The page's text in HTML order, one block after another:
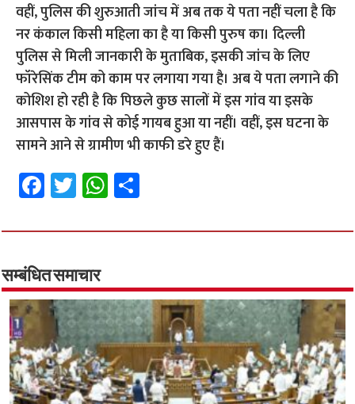
वहीं, पुलिस की शुरुआती जांच में अब तक ये पता नहीं चला है कि
नर कंकाल किसी महिला का है या किसी पुरुष का। दिल्ली
पुलिस से मिली जानकारी के मुताबिक, इसकी जांच के लिए
फॉरेसिंक टीम को काम पर लगाया गया है। अब ये पता लगाने की
कोशिश हो रही है कि पिछले कुछ सालों में इस गांव या इसके
आसपास के गांव से कोई गायब हुआ या नहीं। वहीं, इस घटना के
सामने आने से ग्रामीण भी काफी डरे हुए हैं।
Fa
ce
b
o
o
k
T
wi
tt
er
W
h
at
p
p
ar
सम्बंधित समाचार